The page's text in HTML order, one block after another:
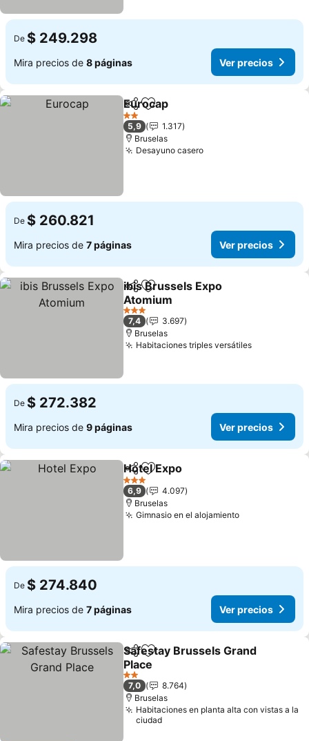
De $ 249.298
Mira precios de 8 páginas Ver precios
CompartirAgregar a favoritos
Eurocap
2 Estrellas
5,9
1.317
Bruselas
Desayuno casero
De $ 260.821
Mira precios de 7 páginas Ver precios
CompartirAgregar a favoritos
ibis Brussels Expo
Atomium
3 Estrellas
7,4
3.697
Bruselas
Habitaciones triples versátiles
De $ 272.382
Mira precios de 9 páginas Ver precios
CompartirAgregar a favoritos
Hotel Expo
3 Estrellas
6,9
4.097
Bruselas
Gimnasio en el alojamiento
De $ 274.840
Mira precios de 7 páginas Ver precios
CompartirAgregar a favoritos
Safestay Brussels Grand
Place
2 Estrellas
7,0
8.764
Bruselas
Habitaciones en planta alta con vistas a la
ciudad